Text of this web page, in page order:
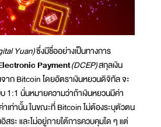
Yuan)ซึ่งมีชื่ออย่างเป็นทางการ
Payment(DCEP)สกุลเงิน
ก Bitcoin โดยอัตราเงินหยวนดิจิทัล จะ
1:1 นั่นหมายความว่าถ้าเงินหยวนมีค่า
าเท่านั้น ในขณะที่ Bitcoin ไม่ต้องระบุตัวตน
สระ และไม่อยู่ภายใต้การควบคุมใด ๆ แต่